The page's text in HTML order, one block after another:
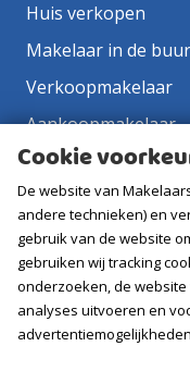
Huis verkopen
Makelaar in de
Verkoopmakelaar
Aankoopmakelaar
Contact
Vacatures
Volg ons
Cookie
De website van
andere technieken) en
gebruik van de website
gebruiken wij tracking
onderzoeken, de
analyses uitvoeren en